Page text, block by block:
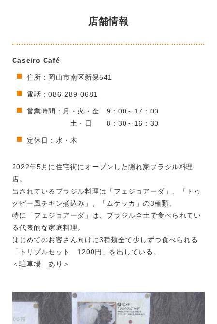
店舗情報
Caseiro Café
住所：岡山市南区新保541
電話：086-289-0681
営業時間：月・火・金 9：00～17：00
土・日 8：30～16：30
定休日：水・木
2022年5月に住宅街にオープンした隠れ家ブラジル料理
店。
出されているブラジル料理は「フェジョアーダ」、「トゥ
クピー風チキン煮込み」、「ムケッカ」の3種類。
特に「フェジョアーダ」は、ブラジル全土で食べられてい
る代表的な家庭料理。
はじめてのお客さん向けに3種類全て少しずつ食べられる
「トリプルセット 1200円」を出している。
＜駐車場 あり＞